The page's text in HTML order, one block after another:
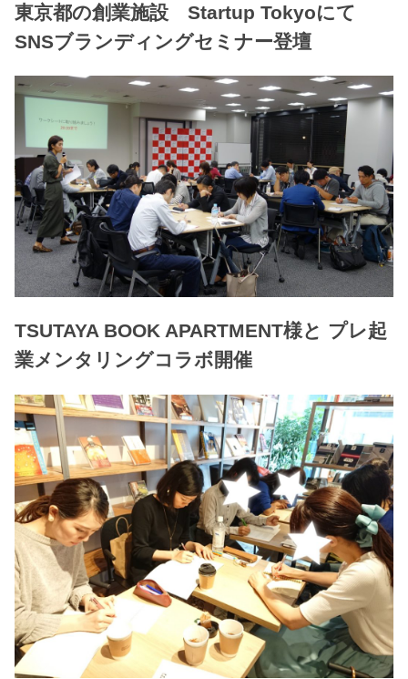
東京都の創業施設 Startup Tokyoにて
SNSブランディングセミナー登壇
TSUTAYA BOOK APARTMENT様と プレ起
業メンタリングコラボ開催